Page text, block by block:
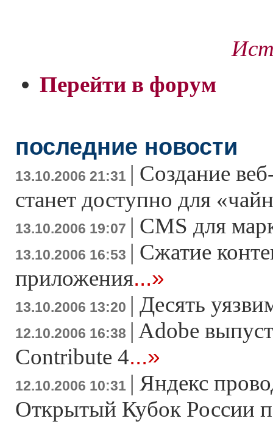
Перейти в форум
последние новости
13.10.2006 21:31 | Создание
станет доступно для
13.10.2006 19:07 | CMS для
13.10.2006 16:53 | Сжатие
приложения...»
13.10.2006 13:20 | Десять
12.10.2006 16:38 | Adobe
Contribute 4...»
12.10.2006 10:31 | Яндекс
Открытый Кубок Росcии